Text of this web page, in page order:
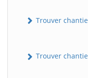
Trouver
Trouver